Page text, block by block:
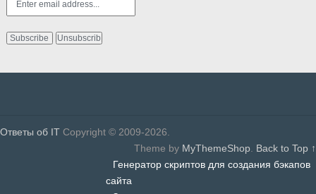
Ответы об IT Copyright © 2009-2026.
Theme by MyThemeShop Back to Top ↑
Генератор скриптов для создания бэкапов
сайта